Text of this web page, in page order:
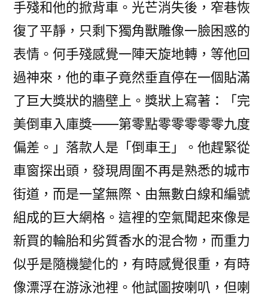
手殘和他的掀背車。光芒消失後，窄巷恢
復了平靜，只剩下獨角獸雕像一臉困惑的
表情。何手殘感覺一陣天旋地轉，等他回
過神來，他的車子竟然垂直停在一個貼滿
了巨大獎狀的牆壁上。獎狀上寫著：「完
美倒車入庫獎——第零點零零零零零九度
偏差。」落款人是「倒車王」。他趕緊從
車窗探出頭，發現周圍不再是熟悉的城市
街道，而是一望無際、由無數白線和編號
組成的巨大網格。這裡的空氣聞起來像是
新買的輪胎和劣質香水的混合物，而重力
似乎是隨機變化的，有時感覺很重，有時
像漂浮在游泳池裡。他試圖按喇叭，但喇